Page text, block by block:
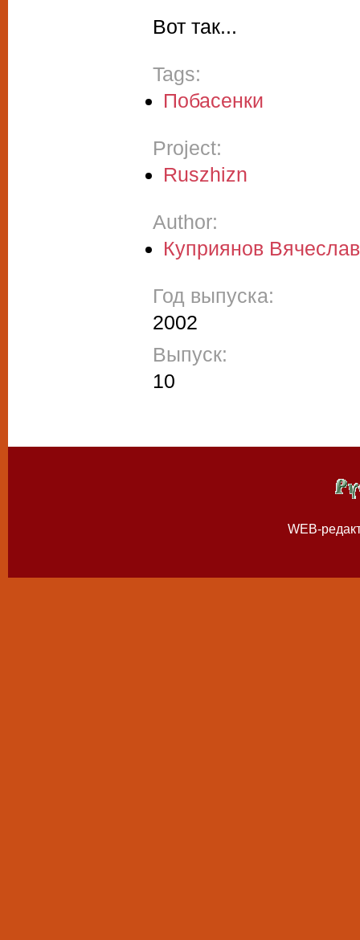
Вот так...
Tags:
Побасенки
Project:
Ruszhizn
Author:
Куприянов Вячеслав
Год выпуска:
2002
Выпуск:
10
WEB-